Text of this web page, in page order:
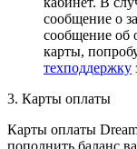
сообщение о
сообщение об
карты,
техподдержку
3. Карты оплаты
Карты оплаты
пополнить баланс